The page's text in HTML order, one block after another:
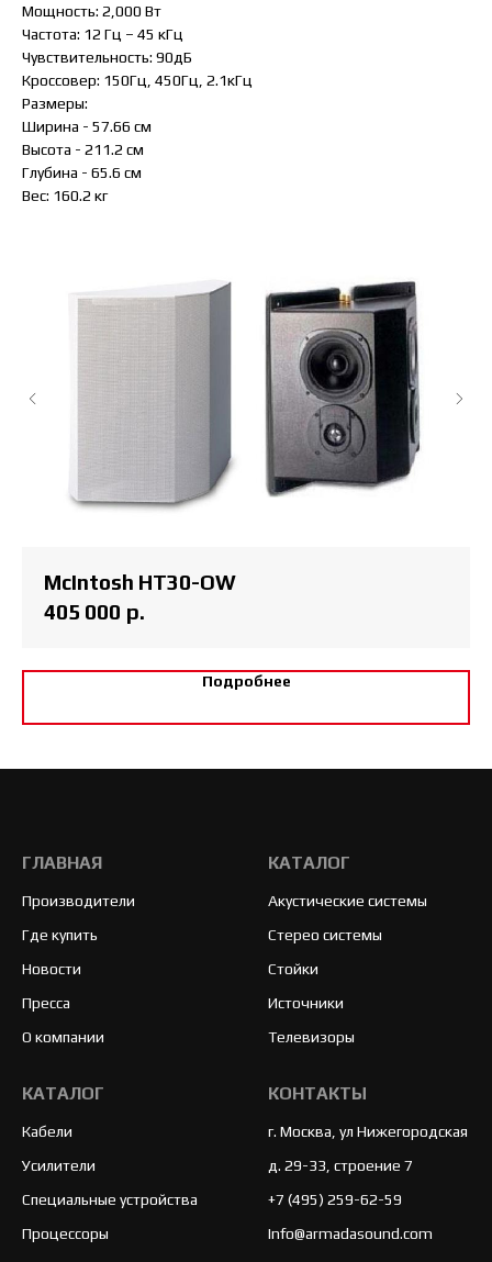
Мощность: 2,000 Вт
Частота: 12 Гц – 45 кГц
Чувствительность: 90дБ
Кроссовер: 150Гц, 450Гц, 2.1кГц
Размеры:
Ширина - 57.66 см
Высота - 211.2 см
Глубина - 65.6 см
Вес: 160.2 кг
McIntosh HT30-OW
405 000 р.
Подробнее
ГЛАВНАЯ
Производители
Где купить
Новости
Пресса
О компании
КАТАЛОГ
Акустические системы
Стерео системы
Стойки
Источники
Телевизоры
КАТАЛОГ
Кабели
Усилители
Специальные устройства
Процессоры
КОНТАКТЫ
г. Москва, ул Нижегородская
д. 29-33, строение 7
+7 (495) 259-62-59
Info@armadasound.com